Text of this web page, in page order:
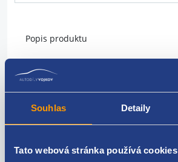
Souhlas Detaily
Tato webová stránka používá cookies
Popis produktu
volant tříramenný
4109G2